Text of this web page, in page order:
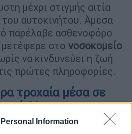
Information
μέχρι στιγμής αιτία
αυτοκινήτου. Άμεσα
παρέλαβε ασθενοφόρο
μετέφερε στο νοσοκομείο
να κινδυνεύει η ζωή
πρώτες πληροφορίες.
τροχαία μέσα σε
21χρονη στον